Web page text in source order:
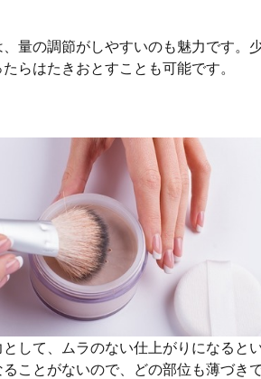
量の調節がしやすいのも魅力です。
らはたきおとすことも可能です。
して、ムラのない仕上がりになると
ことがないので、どの部位も薄づき